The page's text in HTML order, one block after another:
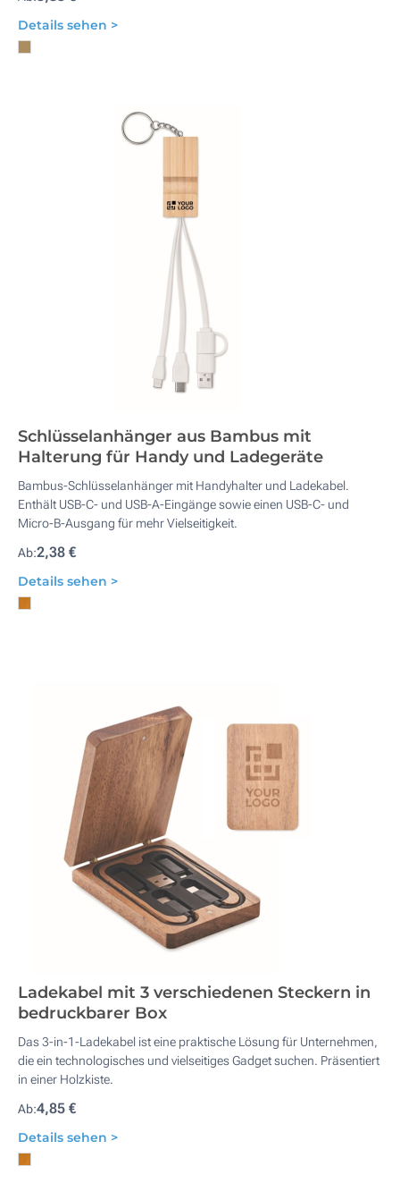
Details sehen >
Schlüsselanhänger aus Bambus mit
Halterung für Handy und Ladegeräte
Bambus-Schlüsselanhänger mit Handyhalter und Ladekabel.
Enthält USB-C- und USB-A-Eingänge sowie einen USB-C- und
Micro-B-Ausgang für mehr Vielseitigkeit.
Ab:2,38 €
Details sehen >
Ladekabel mit 3 verschiedenen Steckern in
bedruckbarer Box
Das 3-in-1-Ladekabel ist eine praktische Lösung für Unternehmen,
die ein technologisches und vielseitiges Gadget suchen. Präsentiert
in einer Holzkiste.
Ab:4,85 €
Details sehen >